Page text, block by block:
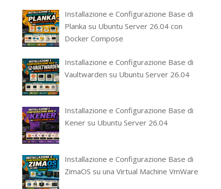
Installazione e Configurazione Base di
Planka su Ubuntu Server 26.04 con
Docker Compose
Installazione e Configurazione Base di
Vaultwarden su Ubuntu Server 26.04
Installazione e Configurazione Base di
Kener su Ubuntu Server 26.04
Installazione e Configurazione Base di
ZimaOS su una Virtual Machine VmWare